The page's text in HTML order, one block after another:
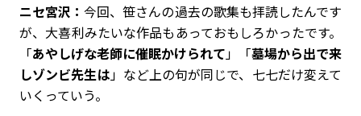
ニセ宮沢：今回、笹さんの過去の歌集も拝読したんです
が、大喜利みたいな作品もあっておもしろかったです。
「あやしげな老師に催眠かけられて」「墓場から出で来
しゾンビ先生は」など上の句が同じで、七七だけ変えて
いくっていう。